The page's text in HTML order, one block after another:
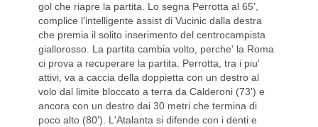
gol che riapre la partita. Lo segna Perrotta al 65',
complice l'intelligente assist di Vucinic dalla destra
che premia il solito inserimento del centrocampista
giallorosso. La partita cambia volto, perche' la Roma
ci prova a recuperare la partita. Perrotta, tra i piu'
attivi, va a caccia della doppietta con un destro al
volo dal limite bloccato a terra da Calderoni (73') e
ancora con un destro dai 30 metri che termina di
poco alto (80'). L'Atalanta si difende con i denti e